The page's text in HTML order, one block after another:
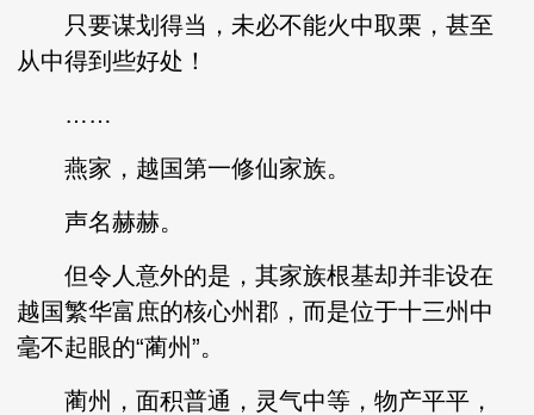
只要谋划得当，未必不能火中取栗，甚至
从中得到些好处！
……
燕家，越国第一修仙家族。
声名赫赫。
但令人意外的是，其家族根基却并非设在
越国繁华富庶的核心州郡，而是位于十三州中
毫不起眼的“蔺州”。
蔺州，面积普通，灵气中等，物产平平，